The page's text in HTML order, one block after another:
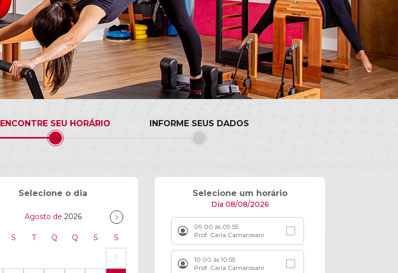
ENCONTRE SEU HORÁRIO INFORME SEUS DADOS
Selecione o dia
Agosto de 2026
S T Q Q S S
1
Selecione um horário
Dia 08/08/2026
09:00 às 09:55
Prof. Carla Camarosani
10:00 às 10:55
Prof. Carla Camarosani